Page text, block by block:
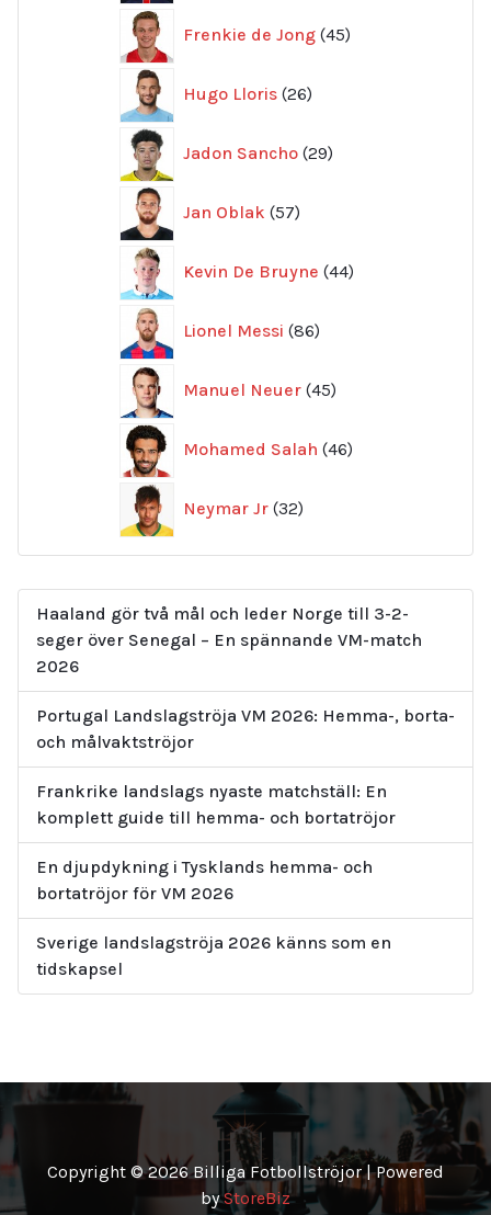
Frenkie de Jong 45
produkter
Hugo Lloris 26
produkter
Jadon Sancho 29
produkter
Jan Oblak 57
produkter
Kevin De Bruyne 44
produkter
Lionel Messi 86
produkter
Manuel Neuer 45
produkter
Mohamed Salah 46
produkter
Neymar Jr 32
produkter
Haaland gör två mål och leder Norge till 3-2-
seger över Senegal – En spännande VM-match
2026
Portugal Landslagströja VM 2026: Hemma-, borta-
och målvaktströjor
Frankrike landslags nyaste matchställ: En
komplett guide till hemma- och bortatröjor
En djupdykning i Tysklands hemma- och
bortatröjor för VM 2026
Sverige landslagströja 2026 känns som en
tidskapsel
Copyright © 2026 Billiga Fotbollströjor | Powered
byStoreBiz